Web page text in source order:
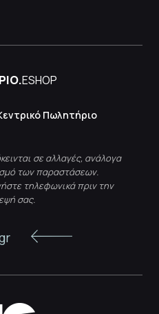
ESHOP
Πωλητήριο
σε αλλαγές, ανάλογα
των παραστάσεων.
τηλεφωνικά πριν την
σας.